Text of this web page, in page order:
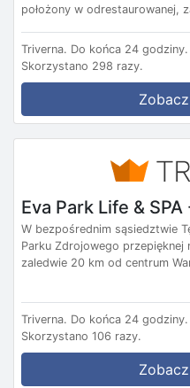
położony w odrestaurowanej,
Triverna. Do końca 24 godziny.
Skorzystano 298 razy.
Eva Park Life & SPA
W bezpośrednim sąsiedztwie
Parku Zdrojowego przepięknej
zaledwie 20 km od centrum
Triverna. Do końca 24 godziny.
Skorzystano 106 razy.